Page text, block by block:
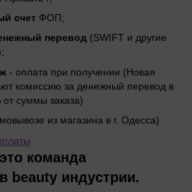
счет ФОП;
перевод (SWIFT и другие
- оплата при получении (Новая
комиссию за денежный перевод в
суммы заказа)
из магазина в г. Одесса)
команда
beauty индустрии.